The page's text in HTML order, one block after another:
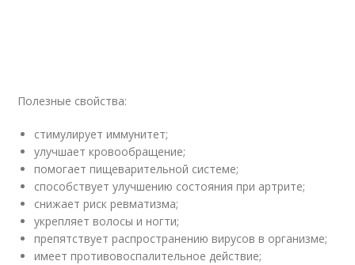
Полезные свойства:
стимулирует иммунитет;
улучшает кровообращение;
помогает пищеварительной системе;
способствует улучшению состояния при артрите;
снижает риск ревматизма;
укрепляет волосы и ногти;
препятствует распространению вирусов в организме;
имеет противовоспалительное действие;